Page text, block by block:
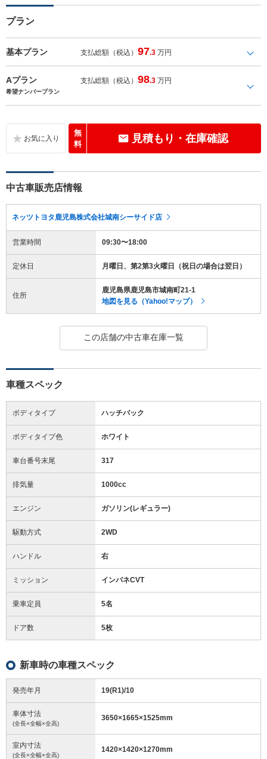
プラン
基本プラン 支払総額（税込）97.3 万円
Aプラン 支払総額（税込）98.3 万円
希望ナンバープラン
無
料
見積もり・在庫確認
中古車販売店情報
ネッツトヨタ鹿児島株式会社城南シーサイド店
営業時間 09:30〜18:00
定休日 月曜日、第2第3火曜日（祝日の場合は翌日）
住所
鹿児島県鹿児島市城南町21-1
地図を見る（Yahoo!マップ）
この店舗の中古車在庫一覧
車種スペック
ボディタイプ ハッチバック
ボディタイプ色 ホワイト
車台番号末尾 317
排気量 1000cc
エンジン ガソリン(レギュラー)
駆動方式 2WD
ハンドル 右
ミッション インパネCVT
乗車定員 5名
ドア数 5枚
新車時の車種スペック
発売年月 19(R1)/10
車体寸法
(全長×全幅×全高)
3650×1665×1525mm
室内寸法
(全長×全幅×全高)
1420×1420×1270mm